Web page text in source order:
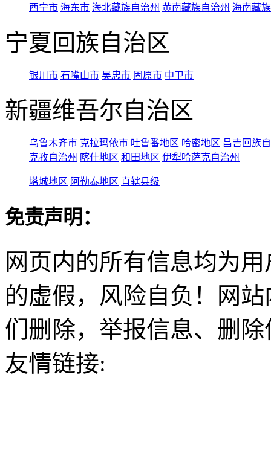
西宁市 海东市 海北藏族自治州 黄南藏族自治州 海南藏
宁夏回族自治区
银川市 石嘴山市 吴忠市 固原市 中卫市
新疆维吾尔自治区
乌鲁木齐市 克拉玛依市 吐鲁番地区 哈密地区 昌吉回族
克孜自治州 喀什地区 和田地区 伊犁哈萨克自治州
塔城地区 阿勒泰地区 直辖县级
免责声明：
网页内的所有信息均为
的虚假，风险自负！网
们删除，举报信息、删
友情链接: